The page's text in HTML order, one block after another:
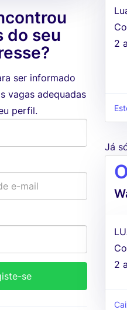
do seu
ser informado
vagas adequadas
perfil.
2
Já
2